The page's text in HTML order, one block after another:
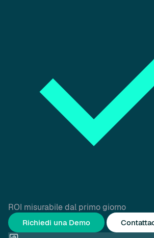
ROI misurabile dal primo giorno
Richiedi una Demo